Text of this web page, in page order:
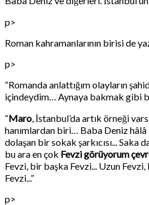
p>
Roman kahramanlarının birisi de
p>
“Romanda anlattığım olayların
içindeydim… Aynaya bakmak gibi
“Maro, İstanbul’da artık örneği
hanımlardan biri… Baba Deniz
dolaşan bir sokak şarkıcısı... Saka
bu ara en çok Fevzi görüyorum
Fevzi, bir başka Fevzi... Uzun Fevzi,
Fevzi...”
p>